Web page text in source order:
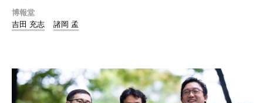
博報堂
吉田 充志
諸岡 孟